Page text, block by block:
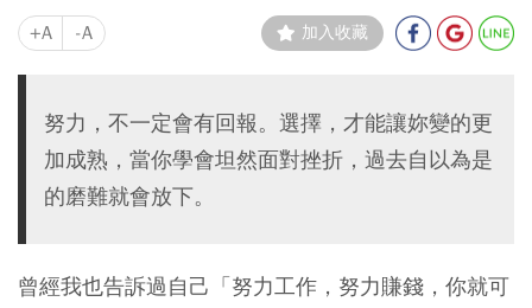
+A -A 加入收藏
努力，不一定會有回報。選擇，才能讓妳變的更
加成熟，當你學會坦然面對挫折，過去自以為是
的磨難就會放下。
曾經我也告訴過自己「努力工作，努力賺錢，你就可